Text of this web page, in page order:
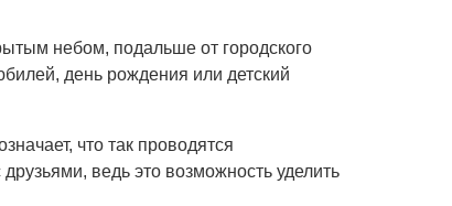
небом, подальше от городского
день рождения или детский
что так проводятся
ведь это возможность уделить